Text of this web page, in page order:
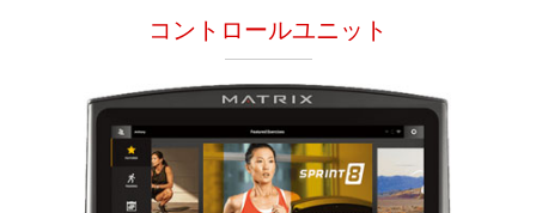
コントロールユニット